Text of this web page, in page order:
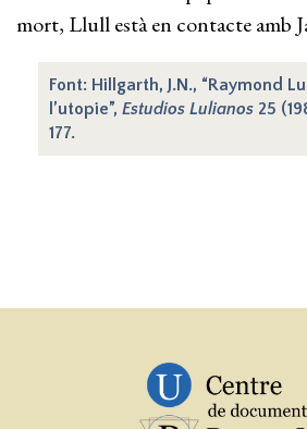
mort, Llull està en contacte amb
Font: Hillgarth, J.N., “Raymond
l’utopie”, Estudios Lulianos 25
177.